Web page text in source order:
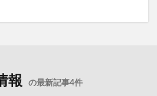
報 の最新記事4件